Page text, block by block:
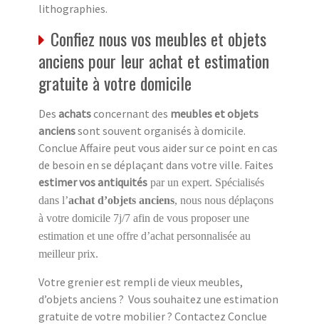
lithographies.
Confiez nous vos meubles et objets
anciens pour leur achat et estimation
gratuite à votre domicile
Des achatsconcernant des meubles et objets
ancienssont souvent organisés à domicile.
Conclue Affaire peut vous aider sur ce point en cas
de besoin en se déplaçant dans votre ville. Faites
estimer vos antiquités par un expert. Spécialisés
dans l’achat d’objets anciens, nous nous déplaçons
à votre domicile 7j/7 afin de vous proposer une
estimation et une offre d’achat personnalisée au
meilleur prix.
Votre grenier est rempli de vieux meubles,
d’objets anciens ? Vous souhaitez une estimation
gratuite de votre mobilier ? Contactez Conclue